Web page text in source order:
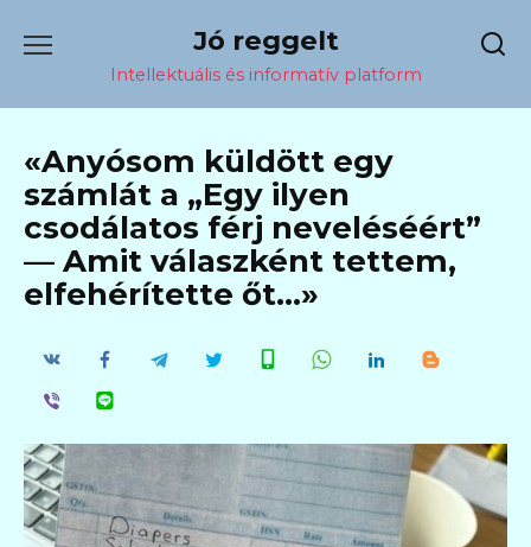
содержанию
Jó reggelt
Intellektuális és informatív platform
«Anyósom küldött egy
számlát a „Egy ilyen
csodálatos férj neveléséért”
— Amit válaszként tettem,
elfehérítette őt…»